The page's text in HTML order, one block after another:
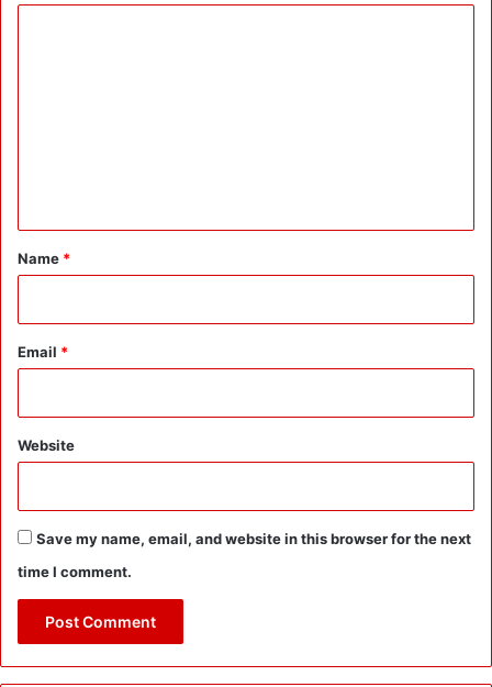
*
Name *
Email *
Website
Save my name, email, and website in this browser for the next
time I comment.